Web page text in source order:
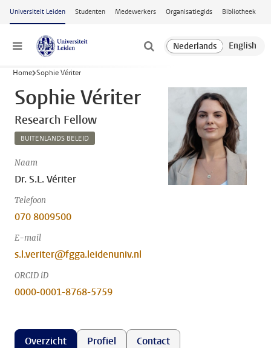
Ga naar hoofdinhoud
Universiteit Leiden Studenten Medewerkers Organisatiegids Bibliotheek
Menu
Home Sophie Vériter
Sophie Vériter
Research Fellow
BUITENLANDS BELEID
Naam
Dr. S.L. Vériter
Telefoon
070 8009500
E-mail
s.l.veriter@fgga.leidenuniv.nl
ORCID iD
0000-0001-8768-5759
Overzicht Profiel
Contact